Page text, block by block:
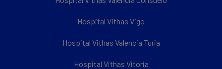
Hospital Vithas Vigo
Hospital Vithas Valencia Turia
Hospital Vithas Vitoria